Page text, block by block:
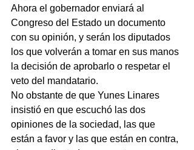
Ahora el gobernador enviará al
Congreso del Estado un documento
con su opinión, y serán los diputados
los que volverán a tomar en sus manos
la decisión de aprobarlo o respetar el
veto del mandatario.
No obstante de que Yunes Linares
insistió en que escuchó las dos
opiniones de la sociedad, las que
están a favor y las que están en contra,